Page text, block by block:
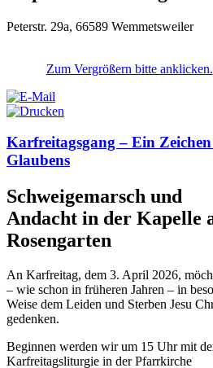
Peterstr. 29a, 66589 Wemmetsweiler
Zum Vergrößern bitte anklicken.
Karfreitagsgang – Ein Zeichen
Glaubens
Schweigemarsch und
Andacht in der Kapelle
Rosengarten
An Karfreitag, dem 3. April 2026,
– wie schon in früheren Jahren – in
Weise dem Leiden und Sterben Jesu
gedenken.
Beginnen werden wir um 15 Uhr mit
Karfreitagsliturgie in der Pfarrkirche